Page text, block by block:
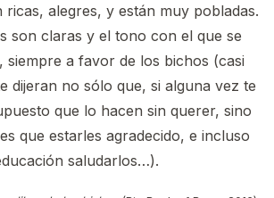
ricas, alegres, y están muy pobladas.
son claras y el tono con el que se
siempre a favor de los bichos (casi
dijeran no sólo que, si alguna vez te
que lo hacen sin querer, sino
que estarles agradecido, e incluso
saludarlos…).